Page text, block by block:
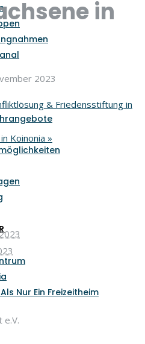
Nur Ein Freizeitheim
in
2023
& Friedensstiftung in
Koinonia »
e.V.